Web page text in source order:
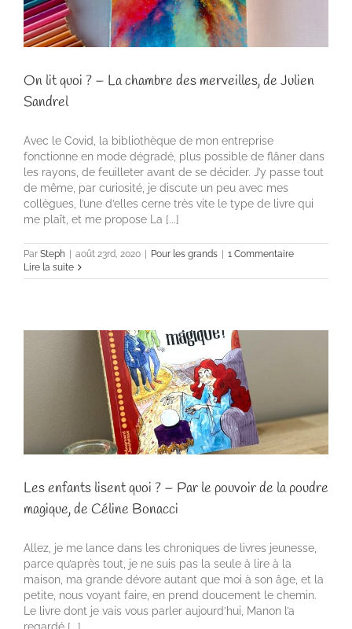
On lit quoi ? – La chambre des merveilles, de Julien
Sandrel
Avec le Covid, la bibliothèque de mon entreprise
fonctionne en mode dégradé, plus possible de flâner dans
les rayons, de feuilleter avant de se décider. J’y passe tout
de même, par curiosité, je discute un peu avec mes
collègues, l’une d’elles cerne très vite le type de livre qui
me plaît, et me propose La [...]
Par Steph | août 23rd, 2020 | Pour les grands | 1 Commentaire
Lire la suite
Les enfants lisent quoi ? – Par le pouvoir de la poudre
magique, de Céline Bonacci
Allez, je me lance dans les chroniques de livres jeunesse,
parce qu’après tout, je ne suis pas la seule à lire à la
maison, ma grande dévore autant que moi à son âge, et la
petite, nous voyant faire, en prend doucement le chemin.
Le livre dont je vais vous parler aujourd’hui, Manon l’a
regardé [...]